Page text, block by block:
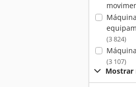
(3 824)
(3 107)
Mostrar